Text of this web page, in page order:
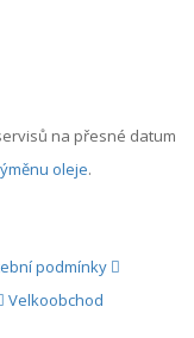
na přesné datum
oleje.
podmínky
Velkoobchod